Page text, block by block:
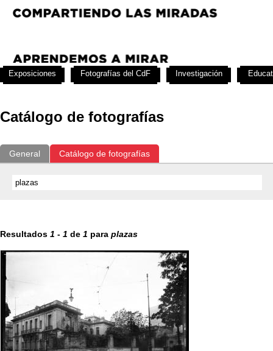
Catálogo de fotografías
General Catálogo de fotografías
Resultados 1 - 1 de 1 para plazas
Exposiciones Fotografías del CdF Investigación